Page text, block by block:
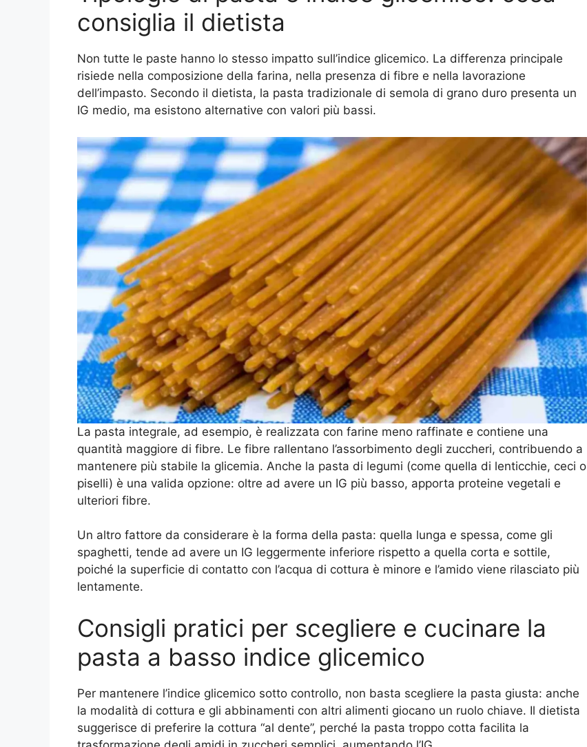
consiglia il dietista
Non tutte le paste hanno lo stesso impatto sull’indice glicemico. La differenza principale
risiede nella composizione della farina, nella presenza di fibre e nella lavorazione
dell’impasto. Secondo il dietista, la pasta tradizionale di semola di grano duro presenta un
IG medio, ma esistono alternative con valori più bassi.
La pasta integrale, ad esempio, è realizzata con farine meno raffinate e contiene una
quantità maggiore di fibre. Le fibre rallentano l’assorbimento degli zuccheri, contribuendo a
mantenere più stabile la glicemia. Anche la pasta di legumi (come quella di lenticchie, ceci o
piselli) è una valida opzione: oltre ad avere un IG più basso, apporta proteine vegetali e
ulteriori fibre.
Un altro fattore da considerare è la forma della pasta: quella lunga e spessa, come gli
spaghetti, tende ad avere un IG leggermente inferiore rispetto a quella corta e sottile,
poiché la superficie di contatto con l’acqua di cottura è minore e l’amido viene rilasciato più
lentamente.
Consigli pratici per scegliere e cucinare la
pasta a basso indice glicemico
Per mantenere l’indice glicemico sotto controllo, non basta scegliere la pasta giusta: anche
la modalità di cottura e gli abbinamenti con altri alimenti giocano un ruolo chiave. Il dietista
suggerisce di preferire la cottura “al dente”, perché la pasta troppo cotta facilita la